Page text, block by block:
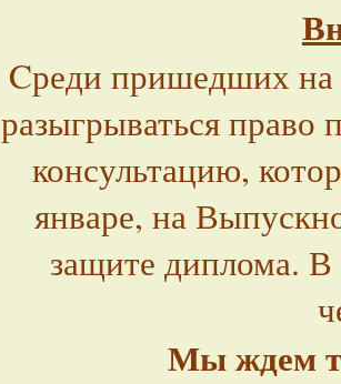
Cреди пришедших на
разыгрываться
консультацию,
январе, на
защите диплома. В
Мы ждем